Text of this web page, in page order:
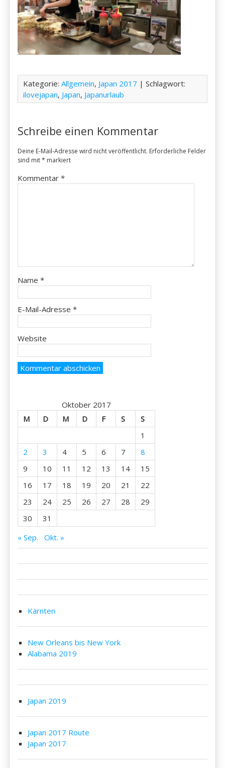
Kategorie:Allgemein, Japan 2017 | Schlagwort:
ilovejapan, Japan, Japanurlaub
Schreibe einen Kommentar
Deine E-Mail-Adresse wird nicht veröffentlicht. Erforderliche Felder
sind mit* markiert
Kommentar*
Name*
E-Mail-Adresse*
Website
Oktober 2017
M
D M D F S
S
1
2
3 4 5 6 7
8
9
10 11 12 13 14
15
16
17 18 19 20 21
22
23
24 25 26 27 28
29
30
31
« Sep.
Okt. »
Kärnten
New Orleans bis New York
Alabama 2019
Japan 2019
Japan 2017 Route
Japan 2017